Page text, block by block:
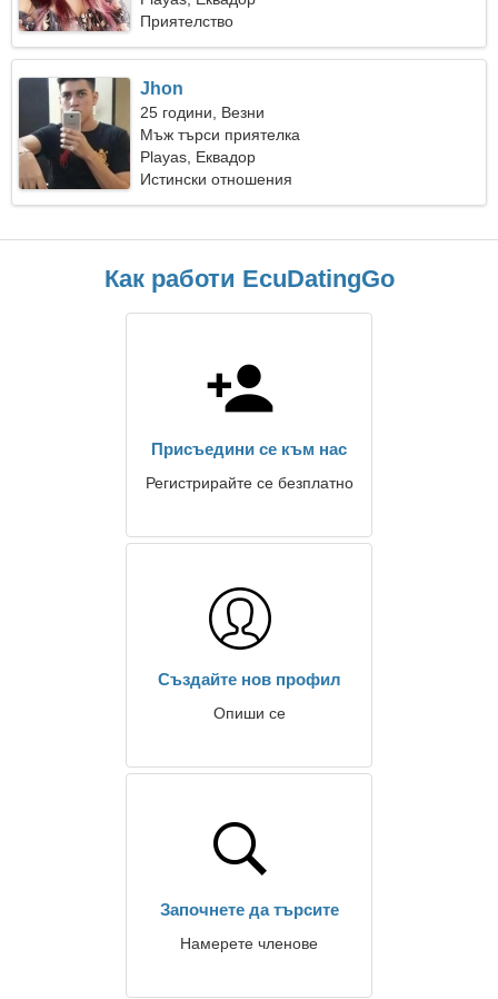
Приятелство
Jhon
25 години, Везни
Мъж търси приятелка
Playas, Еквадор
Истински отношения
Как работи EcuDatingGo
Присъедини се към нас
Регистрирайте се безплатно
Създайте нов профил
Опиши се
Започнете да търсите
Намерете членове